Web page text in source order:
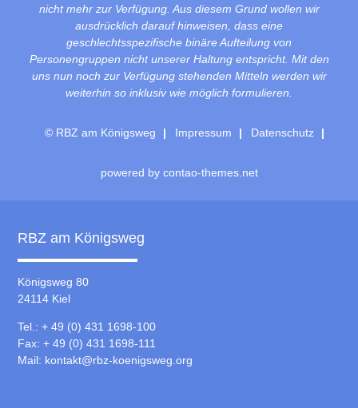
nicht mehr zur Verfügung. Aus diesem Grund wollen wir
ausdrücklich darauf hinweisen, dass eine
geschlechtsspezifische binäre Aufteilung von
Personengruppen nicht unserer Haltung entspricht. Mit den
uns nun noch zur Verfügung stehenden Mitteln werden wir
weiterhin so inklusiv wie möglich formulieren.
© RBZ am Königsweg Impressum Datenschutz
powered by contao-themes.net
RBZ am Königsweg
Königsweg 80
24114 Kiel
Tel.: + 49 (0) 431 1698-100
Fax: + 49 (0) 431 1698-111
Mail: kontakt@rbz-koenigsweg.org